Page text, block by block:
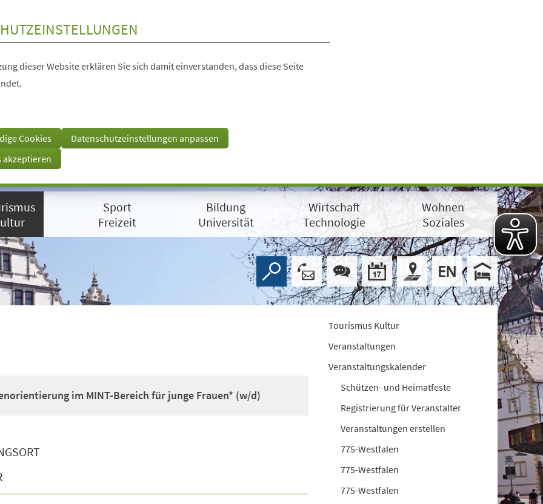
dieser Website erklären Sie sich damit einverstanden, dass diese Seite
Cookies
Datenschutzeinstellungen anpassen
akzeptieren
Sport
Freizeit
Bildung
Universität
Wirtschaft
Technologie
Wohnen
Soziales
im MINT-Bereich für junge Frauen* (w/d)
Tourismus Kultur
Veranstaltungen
Veranstaltungskalender
Schützen- und Heimatfeste
Registrierung für Veranstalter
Veranstaltungen erstellen
775-Westfalen
775-Westfalen
775-Westfalen